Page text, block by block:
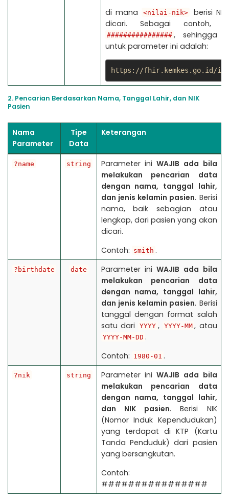
di mana <nilai-nik>
berisi
dicari. Sebagai contoh,
################ , sehingga
untuk parameter ini adalah:
https://fhir.kemkes.go.id/id/
2. Pencarian Berdasarkan Nama, Tanggal Lahir, dan NIK
Pasien
Nama
Parameter
Tipe
Data
Keterangan
?name string Parameter ini WAJIB ada bila
melakukan pencarian data
dengan nama, tanggal lahir,
dan jenis kelamin pasien. Berisi
nama, baik sebagian atau
lengkap, dari pasien yang akan
dicari.
Contoh: smith .
?birthdate date Parameter ini WAJIB ada bila
melakukan pencarian data
dengan nama, tanggal lahir,
dan jenis kelamin pasien. Berisi
tanggal dengan format salah
satu dari
YYYY , YYYY-MM , atau
YYYY-MM-DD .
Contoh: 1980-01 .
?nik string Parameter ini WAJIB ada bila
melakukan pencarian data
dengan nama, tanggal lahir,
dan NIK pasien. Berisi NIK
(Nomor Induk Kependudukan)
yang terdapat di KTP (Kartu
Tanda Penduduk) dari pasien
yang bersangkutan.
Contoh:
################